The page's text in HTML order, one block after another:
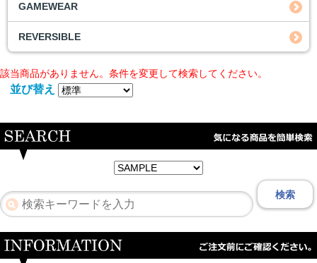
GAMEWEAR
REVERSIBLE
該当商品がありません。条件を変更して検索してください。
並び替え
検索